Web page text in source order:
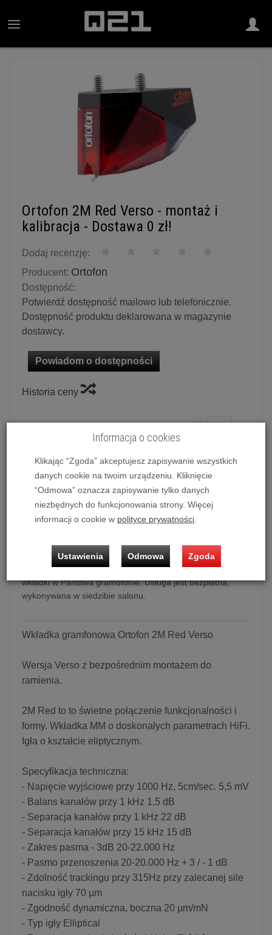
Ortofon 2M Red Verso - montaż i
kalibracja - Dostawa 0 zł!
Dodaj recenzję:
Producent: Ortofon
Dostępność:
Potwierdź dostępność mailowo lub telefonicznie.
Dostępność produktu deklarowana w magazynie
dostawcy.
Powiadom o dostępności
Historia ceny
dodaj do koszyka
Gwarantujemy fachowy montaż i kalibrację zakupionej
wkładki w Państwa gramofonie. Usługa jest bezpłatna,
wykonywana w siedzibie salonu.
Wkładka gramfonowa Ortofon 2M Red Verso
Wersja Verso z bezpośrednim montażem do
ramienia.
2M Red to to świetne połączenie funkcjonalności i
formy. Wkładka MM o doskonałych parametrach HiFi.
Igła o kształcie eliptycznym.
Specyfikacja techniczna:
- Napięcie wyjściowe przy 1000 Hz, 5cm/sec. 5,5 mV
- Balans kanałów przy 1 kHz 1,5 dB
- Separacja kanałów przy 1 kHz 22 dB
- Separacja kanałów przy 15 kHz 15 dB
- Zakres pasma - 3dB 20-22.000 Hz
- Pasmo przenoszenia 20-20.000 Hz + 3 / - 1 dB
- Zdolność trackingu przy 315Hz przy zalecanej sile
nacisku igły 70 µm
- Zgodność dynamiczna, boczna 20 µm/mN
- Typ igły Elliptical
Informacja o cookies
Klikając “Zgoda” akceptujesz zapisywanie wszystkich
danych cookie na twoim urządzeniu. Kliknięcie
“Odmowa” oznacza zapisywanie tylko danych
niezbędnych do funkcjonowania strony. Więcej
informacji o cookie w polityce prywatności
Ustawienia Odmowa Zgoda